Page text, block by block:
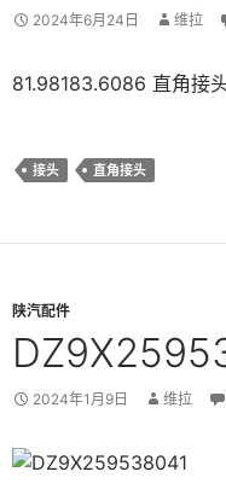
2024年6月24日 维拉
81.98183.6086 直角接
接头 直角接头
陕汽配件
2024年1月9日 维拉